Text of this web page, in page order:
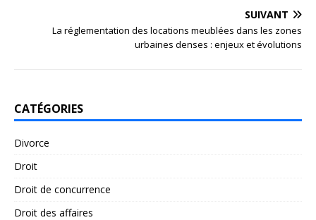
SUIVANT
La réglementation des locations meublées dans les zones
urbaines denses : enjeux et évolutions
CATÉGORIES
Divorce
Droit
Droit de concurrence
Droit des affaires